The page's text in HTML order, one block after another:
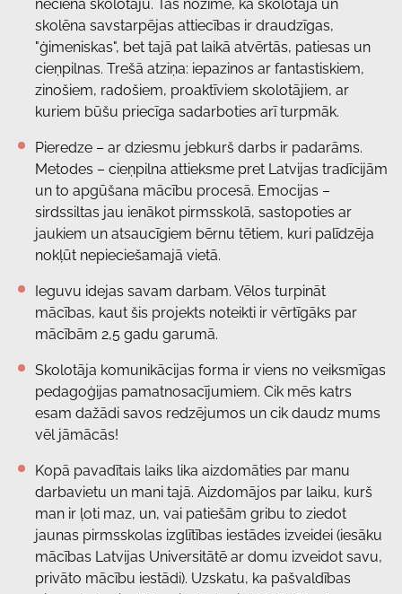
neciena skolotāju. Tas nozīmē, ka skolotāja un
skolēna savstarpējas attiecības ir draudzīgas,
"ģimeniskas", bet tajā pat laikā atvērtās, patiesas un
cieņpilnas. Trešā atziņa: iepazinos ar fantastiskiem,
zinošiem, radošiem, proaktīviem skolotājiem, ar
kuriem būšu priecīga sadarboties arī turpmāk.
Pieredze – ar dziesmu jebkurš darbs ir padarāms.
Metodes – cieņpilna attieksme pret Latvijas tradīcijām
un to apgūšana mācību procesā. Emocijas –
sirdssiltas jau ienākot pirmsskolā, sastopoties ar
jaukiem un atsaucīgiem bērnu tētiem, kuri palīdzēja
nokļūt nepieciešamajā vietā.
Ieguvu idejas savam darbam. Vēlos turpināt
mācības, kaut šis projekts noteikti ir vērtīgāks par
mācībām 2,5 gadu garumā.
Skolotāja komunikācijas forma ir viens no veiksmīgas
pedagoģijas pamatnosacījumiem. Cik mēs katrs
esam dažādi savos redzējumos un cik daudz mums
vēl jāmācās!
Kopā pavadītais laiks lika aizdomāties par manu
darbavietu un mani tajā. Aizdomājos par laiku, kurš
man ir ļoti maz, un, vai patiešām gribu to ziedot
jaunas pirmsskolas izglītības iestādes izveidei (iesāku
mācības Latvijas Universitātē ar domu izveidot savu,
privāto mācību iestādi). Uzskatu, ka pašvaldības